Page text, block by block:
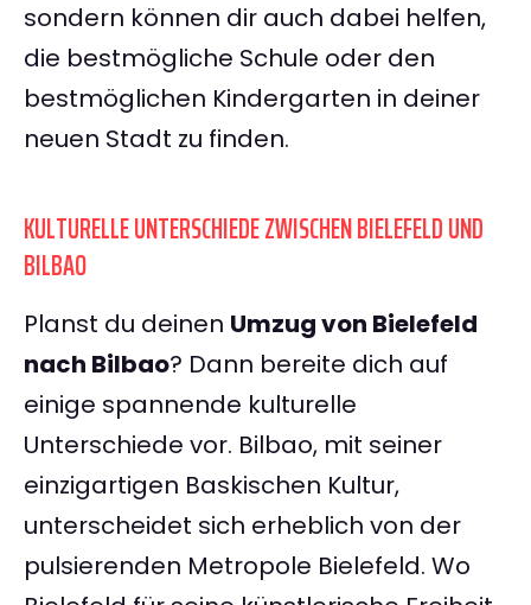
sondern können dir auch dabei helfen,
die bestmögliche Schule oder den
bestmöglichen Kindergarten in deiner
neuen Stadt zu finden.
KULTURELLE UNTERSCHIEDE ZWISCHEN BIELEFELD UND
BILBAO
Planst du deinen Umzug von Bielefeld
nach Bilbao? Dann bereite dich auf
einige spannende kulturelle
Unterschiede vor. Bilbao, mit seiner
einzigartigen Baskischen Kultur,
unterscheidet sich erheblich von der
pulsierenden Metropole Bielefeld. Wo